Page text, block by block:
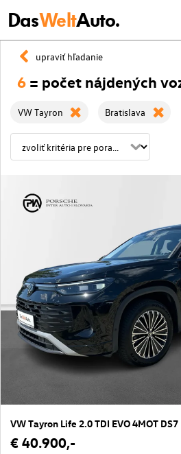
DasWeltAuto.
upraviť hľadanie
6 = počet nájdených
VW Tayron Bratislava
VW Tayron Life 2.0 TDI EVO 4MOT DS7
€ 40.900,-